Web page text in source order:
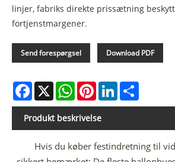
linjer, fabriks direkte prissætning
fortjenstmargener.
Send forespørgsel Download PDF
Facebook
X WhatsAppPinterestLinkedIn
Produkt beskrivelse
Hvis du køber festindretning til